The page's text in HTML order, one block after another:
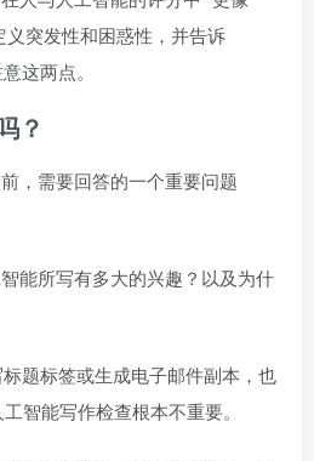
义突发性和困惑性，并告诉
这两点。
？
，需要回答的一个重要问题
能所写有多大的兴趣？以及为什
题标签或生成电子邮件副本，也
智能写作检查根本不重要。